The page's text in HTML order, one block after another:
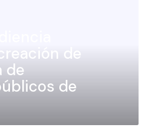
de
de
de